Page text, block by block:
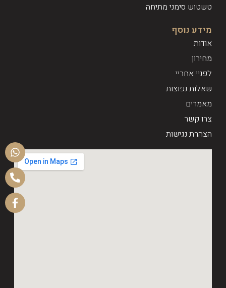
טשטוש סימני מתיחה
מידע נוסף
אודות
מחירון
לפניי אחריי
שאלות נפוצות
מאמרים
צרו קשר
הצהרת נגישות